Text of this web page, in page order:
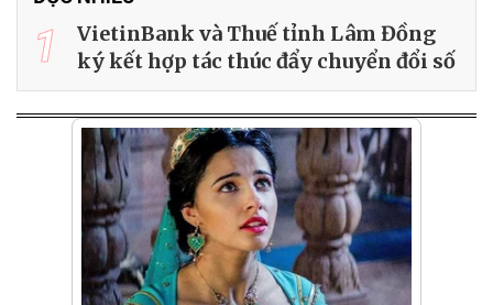
1
VietinBank và Thuế tỉnh Lâm Đồng
ký kết hợp tác thúc đẩy chuyển đổi số